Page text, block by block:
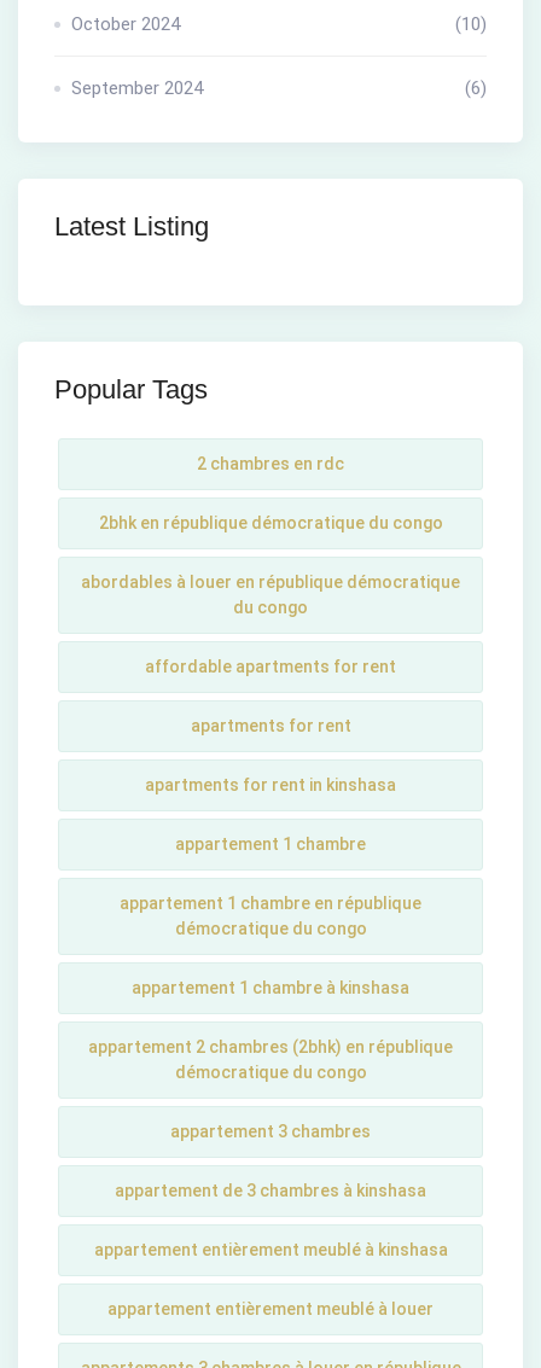
October 2024 (10)
September 2024 (6)
Latest Listing
Popular Tags
2 chambres en rdc
2bhk en république démocratique du congo
abordables à louer en république démocratique
du congo
affordable apartments for rent
apartments for rent
apartments for rent in kinshasa
appartement 1 chambre
appartement 1 chambre en république
démocratique du congo
appartement 1 chambre à kinshasa
appartement 2 chambres (2bhk) en république
démocratique du congo
appartement 3 chambres
appartement de 3 chambres à kinshasa
appartement entièrement meublé à kinshasa
appartement entièrement meublé à louer